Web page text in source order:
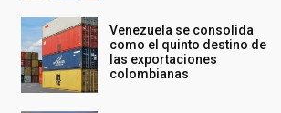
Venezuela se consolida
como el quinto destino de
las exportaciones
colombianas